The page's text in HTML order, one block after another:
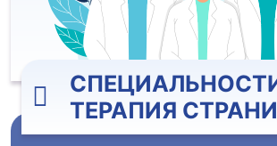
ТЕРАПИЯ